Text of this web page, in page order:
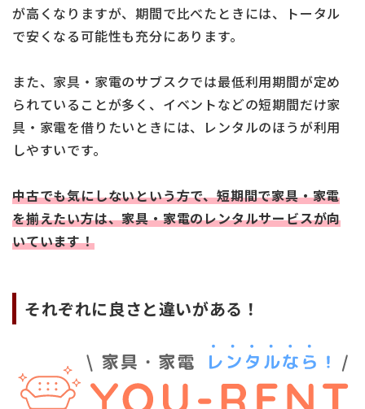
が高くなりますが、期間で比べたときには、トータル
で安くなる可能性も充分にあります。
また、家具・家電のサブスクでは最低利用期間が定め
られていることが多く、イベントなどの短期間だけ家
具・家電を借りたいときには、レンタルのほうが利用
しやすいです。
中古でも気にしないという方で、短期間で家具・家電
を揃えたい方は、家具・家電のレンタルサービスが向
いています！
それぞれに良さと違いがある！